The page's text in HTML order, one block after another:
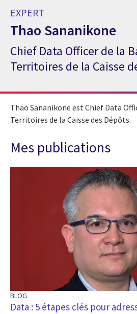
EXPERT
Thao Sananikone
Expert Thao Sananikone
Chief Data Officer de la
Territoires de la Caisse
Thao Sananikone est Chief Data
Territoires de la Caisse des Dépôts.
Mes publications
BLOG
Data : 5 étapes clés pour